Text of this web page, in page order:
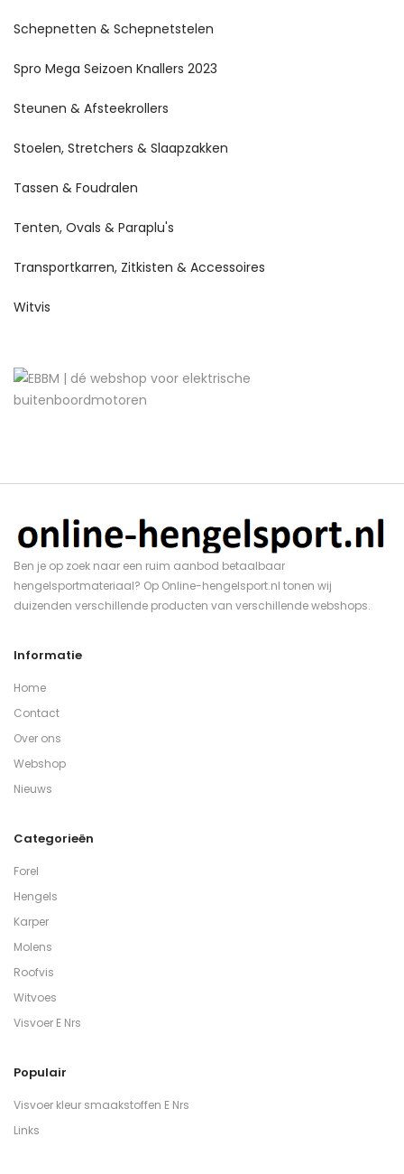
Schepnetten & Schepnetstelen
Spro Mega Seizoen Knallers 2023
Steunen & Afsteekrollers
Stoelen, Stretchers & Slaapzakken
Tassen & Foudralen
Tenten, Ovals & Paraplu's
Transportkarren, Zitkisten & Accessoires
Witvis
Ben je op zoek naar een ruim aanbod betaalbaar
hengelsportmateriaal? Op Online-hengelsport.nl tonen wij
duizenden verschillende producten van verschillende webshops.
Informatie
Home
Contact
Over ons
Webshop
Nieuws
Categorieën
Forel
Hengels
Karper
Molens
Roofvis
Witvoes
Visvoer E Nrs
Populair
Visvoer kleur smaakstoffen E Nrs
Links